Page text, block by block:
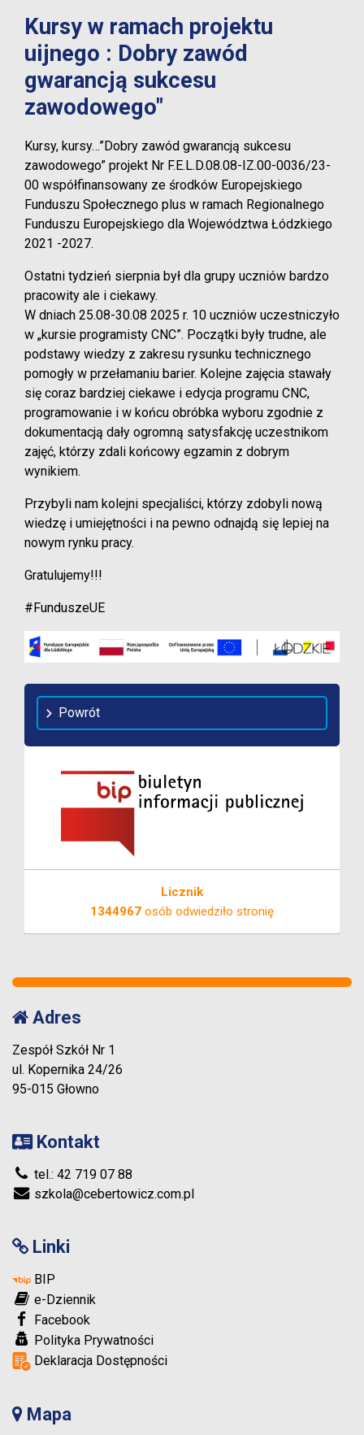
Kursy w ramach projektu
uijnego : Dobry zawód
gwarancją sukcesu
zawodowego"
Kursy, kursy…”Dobry zawód gwarancją sukcesu
zawodowego” projekt Nr F.E.L.D.08.08-IZ.00-0036/23-
00 współfinansowany ze środków Europejskiego
Funduszu Społecznego plus w ramach Regionalnego
Funduszu Europejskiego dla Województwa Łódzkiego
2021 -2027.
Ostatni tydzień sierpnia był dla grupy uczniów bardzo
pracowity ale i ciekawy.
W dniach 25.08-30.08 2025 r. 10 uczniów uczestniczyło
w „kursie programisty CNC”. Początki były trudne, ale
podstawy wiedzy z zakresu rysunku technicznego
pomogły w przełamaniu barier. Kolejne zajęcia stawały
się coraz bardziej ciekawe i edycja programu CNC,
programowanie i w końcu obróbka wyboru zgodnie z
dokumentacją dały ogromną satysfakcję uczestnikom
zajęć, którzy zdali końcowy egzamin z dobrym
wynikiem.
Przybyli nam kolejni specjaliści, którzy zdobyli nową
wiedzę i umiejętności i na pewno odnajdą się lepiej na
nowym rynku pracy.
Gratulujemy!!!
#FunduszeUE
Powrót
Licznik
1344967 osób odwiedziło stronię
Adres
Zespół Szkół Nr 1
ul. Kopernika 24/26
95-015 Głowno
Kontakt
tel.: 42 719 07 88
szkola@cebertowicz.com.pl
Linki
BIP
e-Dziennik
Facebook
Polityka Prywatności
Deklaracja Dostępności
Mapa